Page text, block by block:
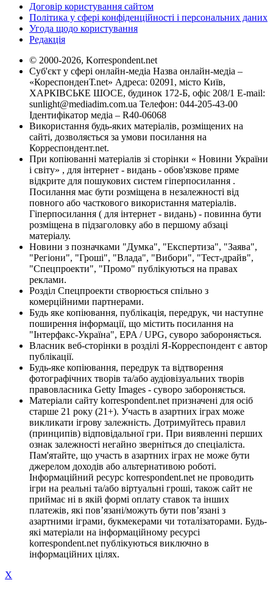
Договір користування сайтом
Політика у сфері конфіденційності і персональних даних
Угода щодо користування
Редакція
© 2000-2026, Korrespondent.net
Суб'єкт у сфері онлайн-медіа Назва онлайн-медіа –
«КореспонденТ.net» Адреса: 02091, місто Київ,
ХАРКІВСЬКЕ ШОСЕ, будинок 172-Б, офіс 208/1 E-mail:
sunlight@mediadim.com.ua Телефон: 044-205-43-00
Ідентифікатор медіа – R40-06068
Використання будь-яких матеріалів, розміщених на
сайті, дозволяється за умови посилання на
Корреспондент.net.
При копіюванні матеріалів зі сторінки « Новини України
і світу» , для інтернет - видань - обов'язкове пряме
відкрите для пошукових систем гіперпосилання .
Посилання має бути розміщена в незалежності від
повного або часткового використання матеріалів.
Гіперпосилання ( для інтернет - видань) - повинна бути
розміщена в підзаголовку або в першому абзаці
матеріалу.
Новини з позначками "Думка", "Експертиза", "Заява",
"Регіони", "Гроші", "Влада", "Вибори", "Тест-драйв",
"Спецпроекти", "Промо" публікуються на правах
реклами.
Розділ Спецпроекти створюється спільно з
комерційними партнерами.
Будь яке копіювання, публікація, передрук, чи наступне
поширення інформації, що містить посилання на
"Інтерфакс-Україна", EPA / UPG, суворо забороняється.
Власник веб-сторінки в розділі Я-Корреспондент є автор
публікації.
Будь-яке копіювання, передрук та відтворення
фотографічних творів та/або аудіовізуальних творів
правовласника Getty Images - суворо забороняється.
Матеріали сайту korrespondent.net призначені для осіб
старше 21 року (21+). Участь в азартних іграх може
викликати ігрову залежність. Дотримуйтесь правил
(принципів) відповідальної гри. При виявленні перших
ознак залежності негайно зверніться до спеціаліста.
Пам'ятайте, що участь в азартних іграх не може бути
джерелом доходів або альтернативою роботі.
Інформаційний ресурс korrespondent.net не проводить
ігри на реальні та/або віртуальні гроші, також сайт не
приймає ні в якій формі оплату ставок та інших
платежів, які пов’язані/можуть бути пов’язані з
азартними іграми, букмекерами чи тоталізаторами. Будь-
які матеріали на інформаційному ресурсі
korrespondent.net публікуються виключно в
інформаційних цілях.
X